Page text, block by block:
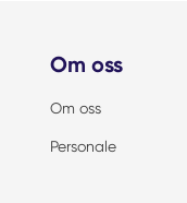
Om oss
Om oss
Personale